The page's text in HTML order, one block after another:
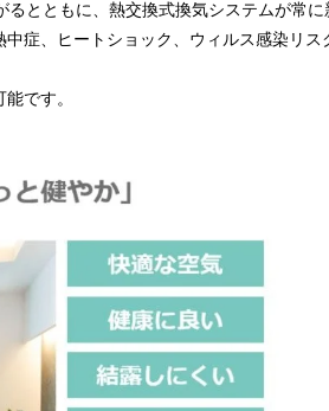
るとともに、熱交換式換気システムが常に
症、ヒートショック、ウィルス感染リス
です。